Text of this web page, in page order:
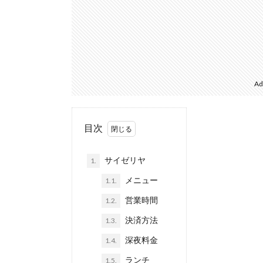
目次
1. サイゼリヤ
1.1. メニュー
1.2. 営業時間
1.3. 決済方法
1.4. 深夜料金
1.5. ランチ